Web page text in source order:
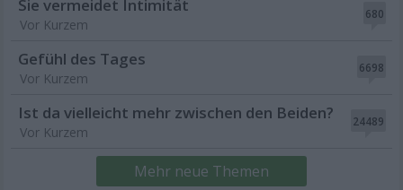
680
Sie vermeidet Intimität
Vor Kurzem
6698
Gefühl des Tages
Vor Kurzem
24489
Ist da vielleicht mehr zwischen den Beiden?
Vor Kurzem
Mehr neue Themen